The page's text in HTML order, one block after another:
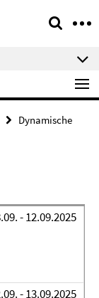
Dynamische
- 12.09.2025
- 13.09.2025